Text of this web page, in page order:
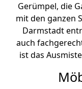
Gerümpel, die
mit den ganzen
Darmstadt
auch
ist das